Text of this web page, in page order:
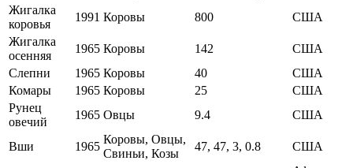
Жигалка
коровья
1991 Коровы 800
США
Жигалка
осенняя
1965 Коровы 142
США
Слепни
1965 Коровы 40
США
Комары
1965 Коровы 25
США
Рунец
овечий
1965 Овцы 9.4 США
Вши 1965
Коровы, Овцы,
Свиньи, Козы
47, 47, 3, 0.8
США